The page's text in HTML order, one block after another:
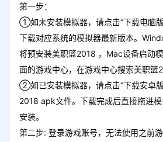
第一步：
①如未安装模拟器，请点击“下载电脑
下载对应系统的模拟器最新版本。
将预安装美职篮2018 ，Mac设备启动
面的游戏中心，在游戏中心搜索美职篮
②如已安装模拟器，请点击“下载安卓
2018 apk文件。下载完成后直接拖进
安装。
第二步: 登录游戏账号，无法使用之前